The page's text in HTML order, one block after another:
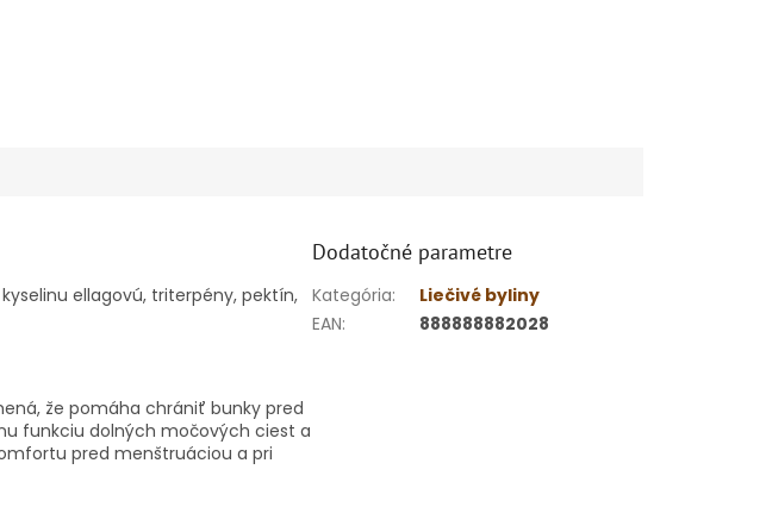
ellagovú, triterpény, pektín,
že pomáha chrániť bunky pred
funkciu dolných močových ciest a
pred menštruáciou a pri
Dodatočné parametre
Kategória:
Liečivé byliny
EAN: 888888882028